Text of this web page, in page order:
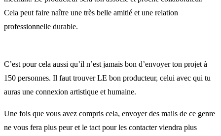
Cela peut faire naître une très belle amitié et une relation
professionnelle durable.
C’est pour cela aussi qu’il n’est jamais bon d’envoyer ton projet à
150 personnes. Il faut trouver LE bon producteur, celui avec qui tu
auras une connexion artistique et humaine.
Une fois que vous avez compris cela, envoyer des mails de ce genre
ne vous fera plus peur et le tact pour les contacter viendra plus